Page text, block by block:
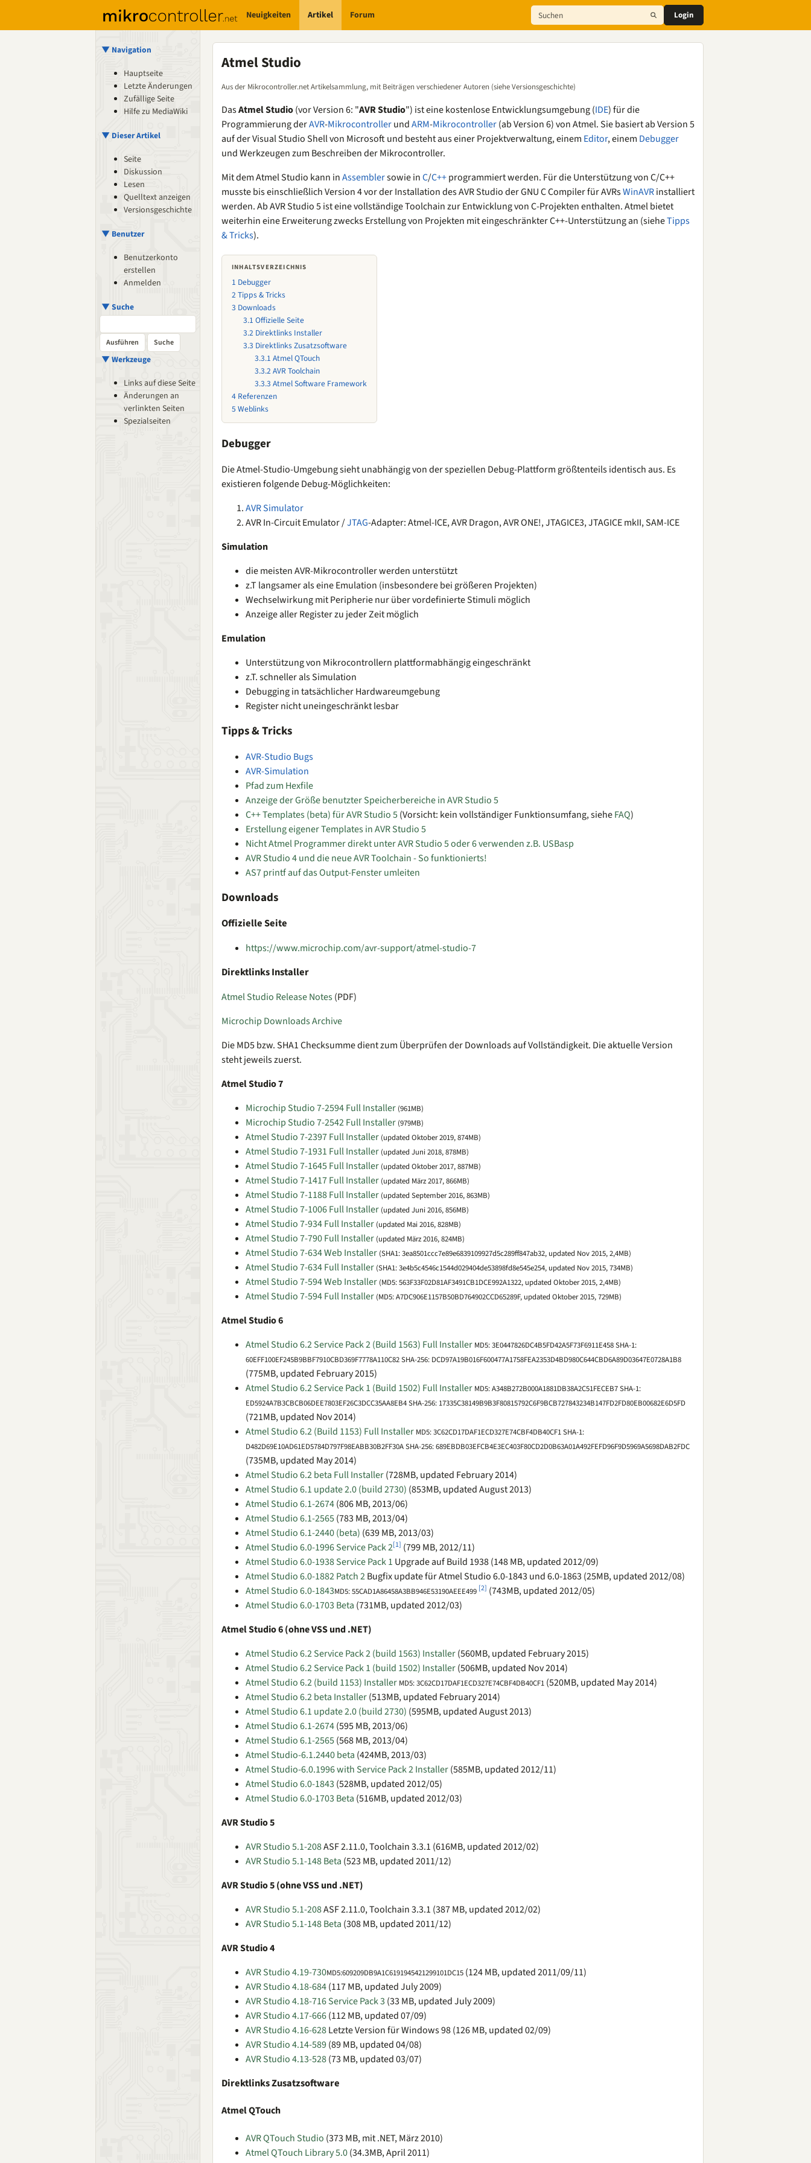
Neuigkeiten Artikel Forum Login
▼ Navigation
Hauptseite
Letzte Änderungen
Zufällige Seite
Hilfe zu MediaWiki
▼ Dieser Artikel
Seite
Diskussion
Lesen
Quelltext anzeigen
Versionsgeschichte
▼ Benutzer
Benutzerkonto
erstellen
Anmelden
▼ Suche
▼ Werkzeuge
Links auf diese Seite
Änderungen an
verlinkten Seiten
Spezialseiten
Atmel Studio
Aus der Mikrocontroller.net Artikelsammlung, mit Beiträgen verschiedener Autoren (siehe Versionsgeschichte)
DasAtmel Studio(vor Version 6: "AVR Studio") ist eine kostenlose Entwicklungsumgebung (IDE) für die
Programmierung derAVR-MikrocontrollerundARM-Mikrocontroller(ab Version 6) von Atmel. Sie basiert ab Version 5
auf der Visual Studio Shell von Microsoft und besteht aus einer Projektverwaltung, einem Editor, einem Debugger
und Werkzeugen zum Beschreiben der Mikrocontroller.
Mit dem Atmel Studio kann inAssemblersowie inC/C++programmiert werden. Für die Unterstützung von C/C++
musste bis einschließlich Version 4 vor der Installation des AVR Studio der GNU C Compiler für AVRsWinAVRinstalliert
werden. Ab AVR Studio 5 ist eine vollständige Toolchain zur Entwicklung von C-Projekten enthalten. Atmel bietet
weiterhin eine Erweiterung zwecks Erstellung von Projekten mit eingeschränkter C++-Unterstützung an (sieheTipps
& Tricks).
INHALTSVERZEICHNIS
1 Debugger
2 Tipps & Tricks
3 Downloads
3.1 Offizielle Seite
3.2 Direktlinks Installer
3.3 Direktlinks Zusatzsoftware
3.3.1 Atmel QTouch
3.3.2 AVR Toolchain
3.3.3 Atmel Software Framework
4 Referenzen
5 Weblinks
Debugger
Die Atmel-Studio-Umgebung sieht unabhängig von der speziellen Debug-Plattform größtenteils identisch aus. Es
existieren folgende Debug-Möglichkeiten:
AVR Simulator
AVR In-Circuit Emulator /JTAG-Adapter: Atmel-ICE, AVR Dragon, AVR ONE!, JTAGICE3, JTAGICE mkII, SAM-ICE
Simulation
die meisten AVR-Mikrocontroller werden unterstützt
z.T langsamer als eine Emulation (insbesondere bei größeren Projekten)
Wechselwirkung mit Peripherie nur über vordefinierte Stimuli möglich
Anzeige aller Register zu jeder Zeit möglich
Emulation
Unterstützung von Mikrocontrollern plattformabhängig eingeschränkt
z.T. schneller als Simulation
Debugging in tatsächlicher Hardwareumgebung
Register nicht uneingeschränkt lesbar
Tipps & Tricks
AVR-Studio Bugs
AVR-Simulation
Pfad zum Hexfile
Anzeige der Größe benutzter Speicherbereiche in AVR Studio 5
C++ Templates (beta) für AVR Studio 5(Vorsicht: kein vollständiger Funktionsumfang, sieheFAQ)
Erstellung eigener Templates in AVR Studio 5
Nicht Atmel Programmer direkt unter AVR Studio 5 oder 6 verwenden z.B. USBasp
AVR Studio 4 und die neue AVR Toolchain - So funktionierts!
AS7 printf auf das Output-Fenster umleiten
Downloads
Offizielle Seite
https://www.microchip.com/avr-support/atmel-studio-7
Direktlinks Installer
Atmel Studio Release Notes(PDF)
Microchip Downloads Archive
Die MD5 bzw. SHA1 Checksumme dient zum Überprüfen der Downloads auf Vollständigkeit. Die aktuelle Version
steht jeweils zuerst.
Atmel Studio 7
Microchip Studio 7-2594 Full Installer (961MB)
Microchip Studio 7-2542 Full Installer (979MB)
Atmel Studio 7-2397 Full Installer (updated Oktober 2019, 874MB)
Atmel Studio 7-1931 Full Installer (updated Juni 2018, 878MB)
Atmel Studio 7-1645 Full Installer (updated Oktober 2017, 887MB)
Atmel Studio 7-1417 Full Installer (updated März 2017, 866MB)
Atmel Studio 7-1188 Full Installer (updated September 2016, 863MB)
Atmel Studio 7-1006 Full Installer (updated Juni 2016, 856MB)
Atmel Studio 7-934 Full Installer (updated Mai 2016, 828MB)
Atmel Studio 7-790 Full Installer (updated März 2016, 824MB)
Atmel Studio 7-634 Web Installer (SHA1: 3ea8501ccc7e89e6839109927d5c289ff847ab32, updated Nov 2015, 2,4MB)
Atmel Studio 7-634 Full Installer (SHA1: 3e4b5c4546c1544d029404de53898fd8e545e254, updated Nov 2015, 734MB)
Atmel Studio 7-594 Web Installer (MD5: 563F33F02D81AF3491CB1DCE992A1322, updated Oktober 2015, 2,4MB)
Atmel Studio 7-594 Full Installer (MD5: A7DC906E1157B50BD764902CCD65289F, updated Oktober 2015, 729MB)
Atmel Studio 6
Atmel Studio 6.2 Service Pack 2 (Build 1563) Full Installer MD5: 3E0447826DC4B5FD42A5F73F6911E458 SHA-1:
60EFF100EF245B9BBF7910CBD369F7778A110C82 SHA-256: DCD97A19B016F600477A1758FEA2353D4BD980C644CBD6A89D03647E0728A1B8
(775MB, updated February 2015)
Atmel Studio 6.2 Service Pack 1 (Build 1502) Full Installer MD5: A348B272B000A1881DB38A2C51FECEB7 SHA-1:
ED5924A7B3CBCB06DEE7803EF26C3DCC35AA8EB4 SHA-256: 17335C38149B9B3F80815792C6F9BCB727843234B147FD2FD80EB00682E6D5FD
(721MB, updated Nov 2014)
Atmel Studio 6.2 (Build 1153) Full Installer MD5: 3C62CD17DAF1ECD327E74CBF4DB40CF1 SHA-1:
D482D69E10AD61ED5784D797F98EABB30B2FF30A SHA-256: 689EBDB03EFCB4E3EC403F80CD2D0B63A01A492FEFD96F9D5969A5698DAB2FDC
(735MB, updated May 2014)
Atmel Studio 6.2 beta Full Installer(728MB, updated February 2014)
Atmel Studio 6.1 update 2.0 (build 2730) (853MB, updated August 2013)
Atmel Studio 6.1-2674(806 MB, 2013/06)
Atmel Studio 6.1-2565(783 MB, 2013/04)
Atmel Studio 6.1-2440 (beta) (639 MB, 2013/03)
Atmel Studio 6.0-1996 Service Pack 2[1] (799 MB, 2012/11)
Atmel Studio 6.0-1938 Service Pack 1 Upgrade auf Build 1938 (148 MB, updated 2012/09)
Atmel Studio 6.0-1882 Patch 2Bugfix update für Atmel Studio 6.0-1843 und 6.0-1863 (25MB, updated 2012/08)
Atmel Studio 6.0-1843MD5: 55CAD1A86458A3BB946E53190AEEE499 [2] (743MB, updated 2012/05)
Atmel Studio 6.0-1703 Beta (731MB, updated 2012/03)
Atmel Studio 6 (ohne VSS und .NET)
Atmel Studio 6.2 Service Pack 2 (build 1563) Installer(560MB, updated February 2015)
Atmel Studio 6.2 Service Pack 1 (build 1502) Installer(506MB, updated Nov 2014)
Atmel Studio 6.2 (build 1153) Installer MD5: 3C62CD17DAF1ECD327E74CBF4DB40CF1 (520MB, updated May 2014)
Atmel Studio 6.2 beta Installer(513MB, updated February 2014)
Atmel Studio 6.1 update 2.0 (build 2730) (595MB, updated August 2013)
Atmel Studio 6.1-2674(595 MB, 2013/06)
Atmel Studio 6.1-2565(568 MB, 2013/04)
Atmel Studio-6.1.2440 beta (424MB, 2013/03)
Atmel Studio-6.0.1996 with Service Pack 2 Installer(585MB, updated 2012/11)
Atmel Studio 6.0-1843 (528MB, updated 2012/05)
Atmel Studio 6.0-1703 Beta (516MB, updated 2012/03)
AVR Studio 5
AVR Studio 5.1-208ASF 2.11.0, Toolchain 3.3.1 (616MB, updated 2012/02)
AVR Studio 5.1-148 Beta (523 MB, updated 2011/12)
AVR Studio 5 (ohne VSS und .NET)
AVR Studio 5.1-208ASF 2.11.0, Toolchain 3.3.1 (387 MB, updated 2012/02)
AVR Studio 5.1-148 Beta (308 MB, updated 2011/12)
AVR Studio 4
AVR Studio 4.19-730MD5:609209DB9A1C6191945421299101DC15 (124 MB, updated 2011/09/11)
AVR Studio 4.18-684(117 MB, updated July 2009)
AVR Studio 4.18-716 Service Pack 3 (33 MB, updated July 2009)
AVR Studio 4.17-666(112 MB, updated 07/09)
AVR Studio 4.16-628Letzte Version für Windows 98 (126 MB, updated 02/09)
AVR Studio 4.14-589(89 MB, updated 04/08)
AVR Studio 4.13-528(73 MB, updated 03/07)
Direktlinks Zusatzsoftware
Atmel QTouch
AVR QTouch Studio (373 MB, mit .NET, März 2010)
Atmel QTouch Library 5.0(34.3MB, April 2011)